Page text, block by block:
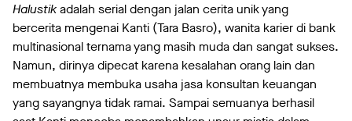
Halustikadalah serial dengan jalan cerita unik yang
bercerita mengenai Kanti (Tara Basro), wanita karier di bank
multinasional ternama yang masih muda dan sangat sukses.
Namun, dirinya dipecat karena kesalahan orang lain dan
membuatnya membuka usaha jasa konsultan keuangan
yang sayangnya tidak ramai. Sampai semuanya berhasil